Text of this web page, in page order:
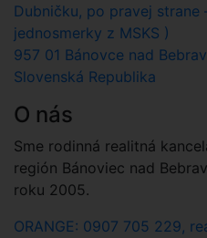
Dubničku, po pravej
jednosmerky z MSKS )
957 01 Bánovce nad
Slovenská Republika
O nás
Sme rodinná realitná
región Bánoviec nad
roku 2005.
ORANGE: 0907 705 229,